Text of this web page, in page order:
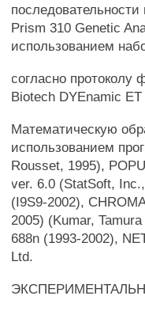
Prism 310 Genetic
использованием
согласно
Biotech DYEnamic
Математическую
использованием
Rousset, 1995),
ver. 6.0 (StatSoft,
(I9S9-2002),
2005) (Kumar,
688n (1993-2002),
Ltd.